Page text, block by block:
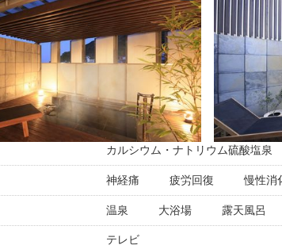
カルシウム・ナトリウム硫酸塩泉
神経痛 疲労回復 慢性消
温泉 大浴場 露天風呂
テレビ